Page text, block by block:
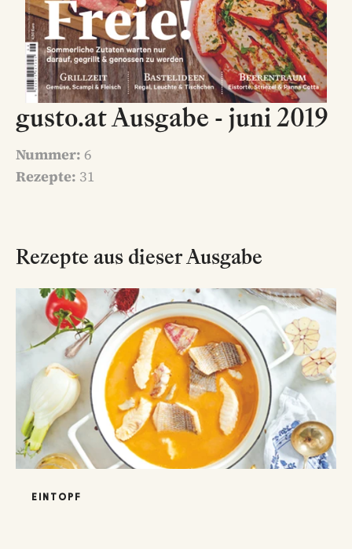
gusto.at Ausgabe - juni 2019
Nummer: 6
Rezepte: 31
Rezepte aus dieser Ausgabe
EINTOPF